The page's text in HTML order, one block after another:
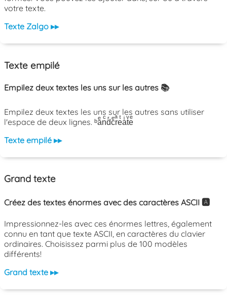
votre texte.
Texte Zalgo ▸▸
Texte empilé
Empilez deux textes les uns sur les autres 📚
Empilez deux textes les uns sur les autres sans utiliser
l'espace de deux lignes. ᵇaͤnͨdͬcͤrͣeͭaͥtͮeͤ
Texte empilé ▸▸
Grand texte
Créez des textes énormes avec des caractères ASCII 🅰️
Impressionnez-les avec ces énormes lettres, également
connu en tant que texte ASCII, en caractères du clavier
ordinaires. Choisissez parmi plus de 100 modèles
différents!
Grand texte ▸▸